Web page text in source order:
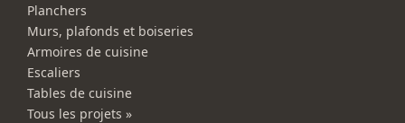
Planchers
Murs, plafonds et boiseries
Armoires de cuisine
Escaliers
Tables de cuisine
Tous les projets »